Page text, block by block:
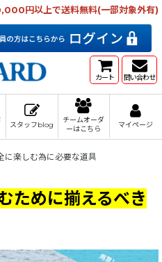
円以上で送料無料(一部対象外有)
カート 問い合わせ
スタッフblog
チームオーダ
ーはこちら
マイページ
に楽しむ為に必要な道具
ために揃えるべき